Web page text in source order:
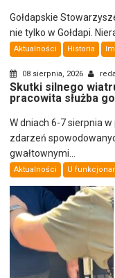
Gołdapskie
nie tylko w Gołdapi.
Aktualności Historia
08 sierpnia, 2026
Skutki silnego
pracowita służba
W dniach 6-7 sierpnia
zdarzeń
gwałtownymi...
Aktualności U